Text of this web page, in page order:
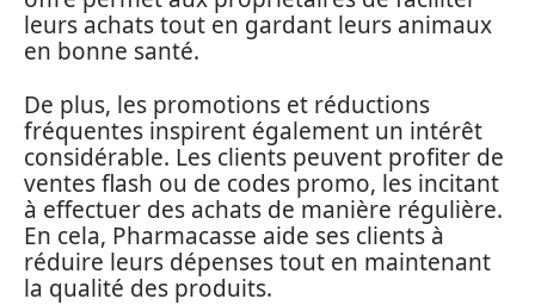
leurs achats tout en gardant leurs animaux
en bonne santé.
De plus, les promotions et réductions
fréquentes inspirent également un intérêt
considérable. Les clients peuvent profiter de
ventes flash ou de codes promo, les incitant
à effectuer des achats de manière régulière.
En cela, Pharmacasse aide ses clients à
réduire leurs dépenses tout en maintenant
la qualité des produits.